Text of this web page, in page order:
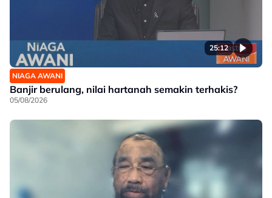
25:12
NIAGA AWANI
Banjir berulang, nilai hartanah semakin terhakis?
05/08/2026